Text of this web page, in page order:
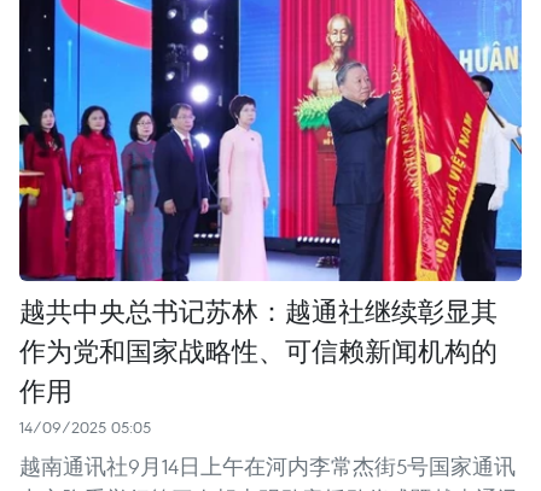
越共中央总书记苏林：越通社继续彰显其
作为党和国家战略性、可信赖新闻机构的
作用
14/09/2025 05:05
越南通讯社9月14日上午在河内李常杰街5号国家通讯